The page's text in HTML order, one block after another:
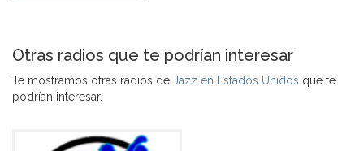
Otras radios que te podrían interesar
Te mostramos otras radios de Jazz en Estados Unidos que te
podrían interesar.